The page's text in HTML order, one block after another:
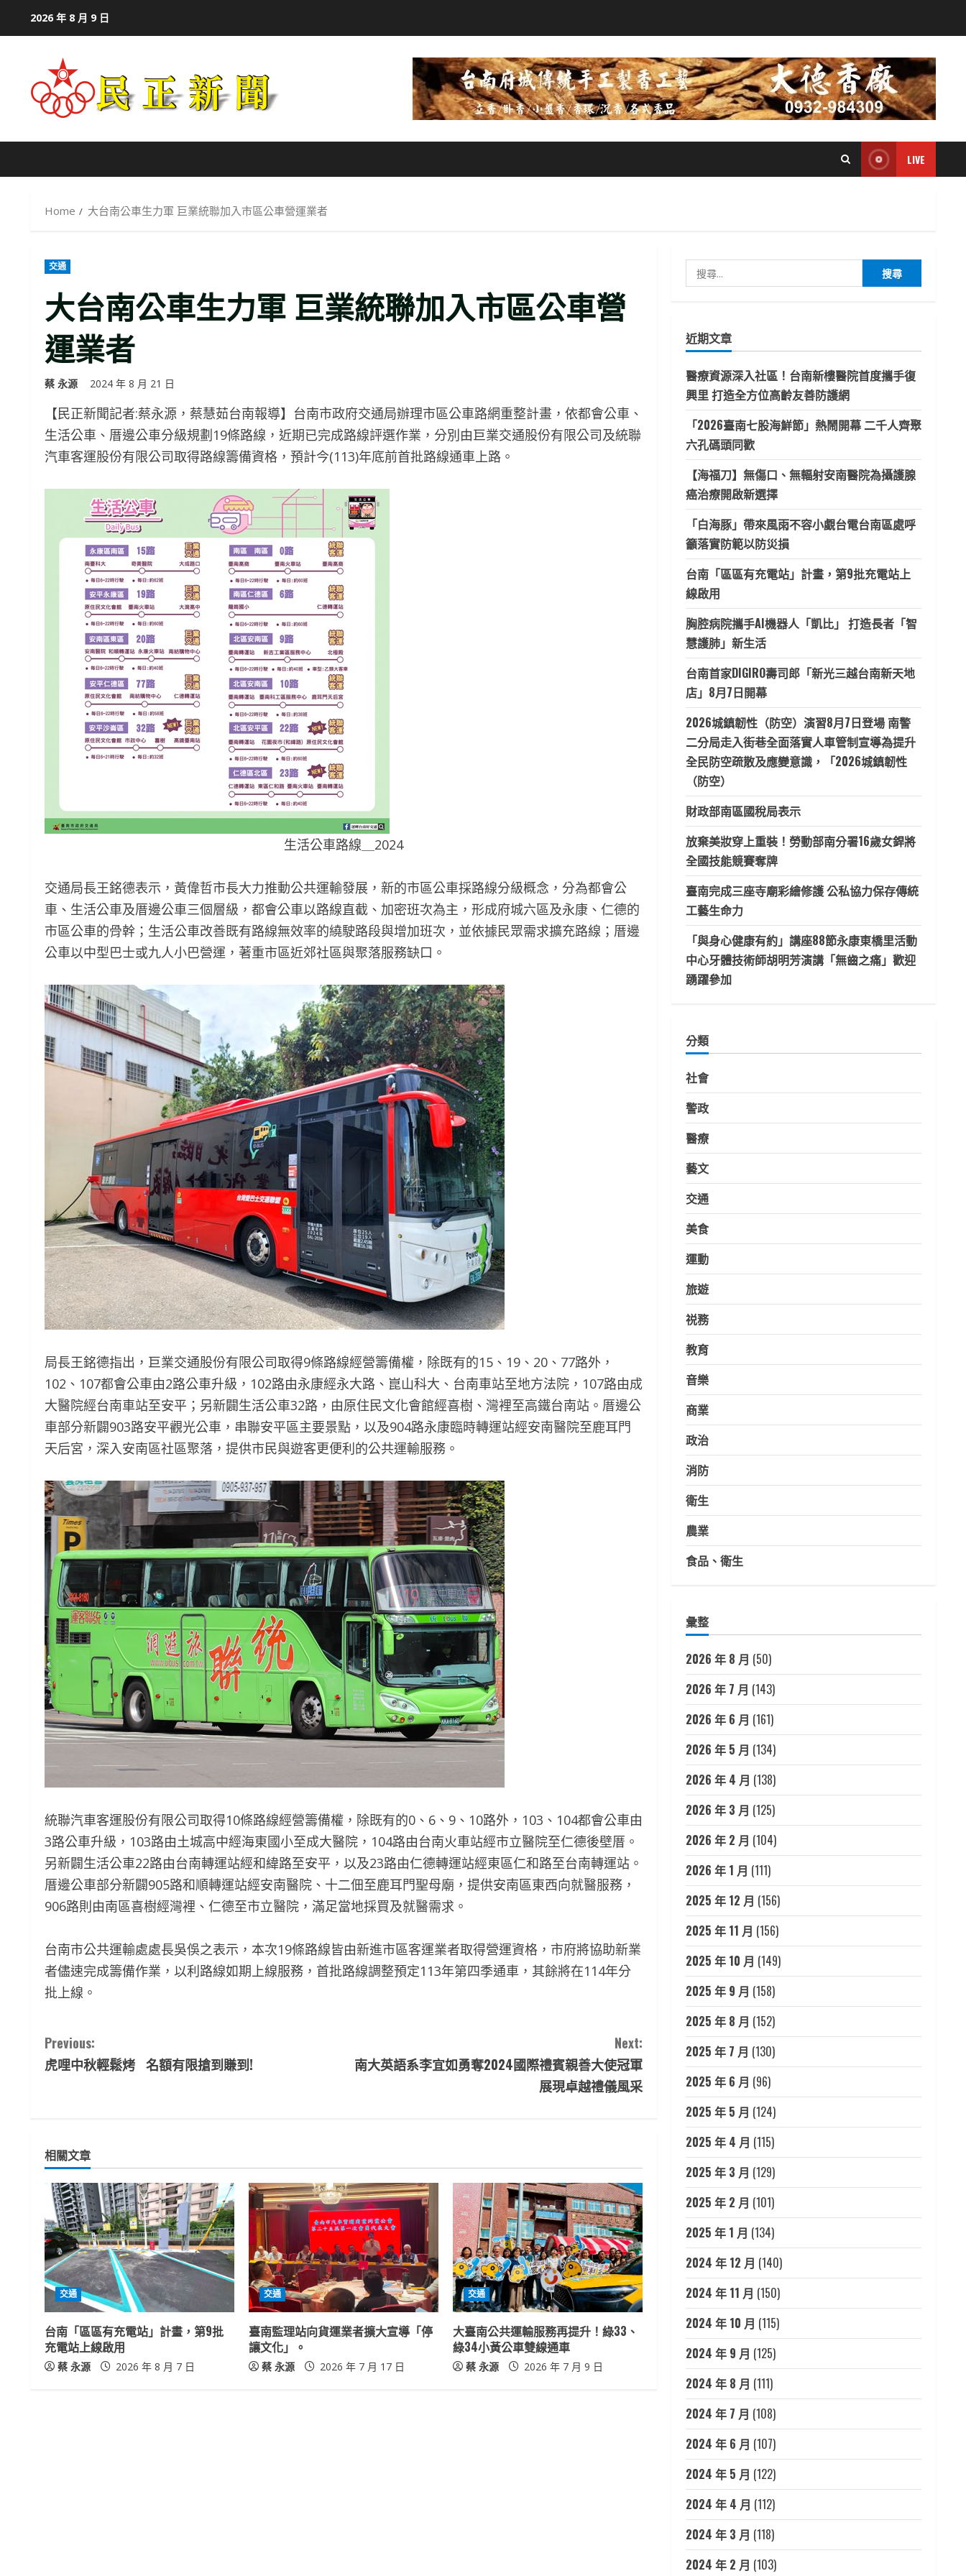
2026 年 8 月 9 日
LIVE
Home 大台南公車生力軍 巨業統聯加入市區公車營運業者
交通
大台南公車生力軍 巨業統聯加入市區公車營
運業者
蔡 永源 2024 年 8 月 21 日
【民正新聞記者:蔡永源，蔡慧茹台南報導】台南市政府交通局辦理市區公車路網重整計畫，依都會公車、
生活公車、厝邊公車分級規劃19條路線，近期已完成路線評選作業，分別由巨業交通股份有限公司及統聯
汽車客運股份有限公司取得路線籌備資格，預計今(113)年底前首批路線通車上路。
生活公車路線＿2024
交通局長王銘德表示，黃偉哲市長大力推動公共運輸發展，新的市區公車採路線分級概念，分為都會公
車、生活公車及厝邊公車三個層級，都會公車以路線直截、加密班次為主，形成府城六區及永康、仁德的
市區公車的骨幹；生活公車改善既有路線無效率的繞駛路段與增加班次，並依據民眾需求擴充路線；厝邊
公車以中型巴士或九人小巴營運，著重市區近郊社區與聚落服務缺口。
局長王銘德指出，巨業交通股份有限公司取得9條路線經營籌備權，除既有的15、19、20、77路外，
102、107都會公車由2路公車升級，102路由永康經永大路、崑山科大、台南車站至地方法院，107路由成
大醫院經台南車站至安平；另新闢生活公車32路，由原住民文化會館經喜樹、灣裡至高鐵台南站。厝邊公
車部分新闢903路安平觀光公車，串聯安平區主要景點，以及904路永康臨時轉運站經安南醫院至鹿耳門
天后宮，深入安南區社區聚落，提供市民與遊客更便利的公共運輸服務。
統聯汽車客運股份有限公司取得10條路線經營籌備權，除既有的0、6、9、10路外，103、104都會公車由
3路公車升級，103路由土城高中經海東國小至成大醫院，104路由台南火車站經市立醫院至仁德後壁厝。
另新闢生活公車22路由台南轉運站經和緯路至安平，以及23路由仁德轉運站經東區仁和路至台南轉運站。
厝邊公車部分新闢905路和順轉運站經安南醫院、十二佃至鹿耳門聖母廟，提供安南區東西向就醫服務，
906路則由南區喜樹經灣裡、仁德至市立醫院，滿足當地採買及就醫需求。
台南市公共運輸處處長吳俁之表示，本次19條路線皆由新進市區客運業者取得營運資格，市府將協助新業
者儘速完成籌備作業，以利路線如期上線服務，首批路線調整預定113年第四季通車，其餘將在114年分
批上線。
C
o
i
n
u
e
R
e
a
d
Previous:
虎哩中秋輕鬆烤 名額有限搶到賺到!
Next:
南大英語系李宜如勇奪2024國際禮賓親善大使冠軍
展現卓越禮儀風采
相關文章
交通
台南「區區有充電站」計畫，第9批
充電站上線啟用
蔡 永源 2026 年 8 月 7 日
交通
臺南監理站向貨運業者擴大宣導「停
讓文化」。
蔡 永源 2026 年 7 月 17 日
交通
大臺南公共運輸服務再提升！綠33、
綠34小黃公車雙線通車
蔡 永源 2026 年 7 月 9 日
尋
字:
近期文章
醫療資源深入社區！台南新樓醫院首度攜手復
興里 打造全方位高齡友善防護網
「2026臺南七股海鮮節」熱鬧開幕 二千人齊聚
六孔碼頭同歡
【海福刀】無傷口、無輻射安南醫院為攝護腺
癌治療開啟新選擇
「白海豚」帶來風雨不容小覷台電台南區處呼
籲落實防範以防災損
台南「區區有充電站」計畫，第9批充電站上
線啟用
胸腔病院攜手AI機器人「凱比」 打造長者「智
慧護肺」新生活
台南首家DIGIRO壽司郎「新光三越台南新天地
店」8月7日開幕
2026城鎮韌性（防空）演習8月7日登場 南警
二分局走入街巷全面落實人車管制宣導為提升
全民防空疏散及應變意識，「2026城鎮韌性
（防空）
財政部南區國稅局表示
放棄美妝穿上重裝！勞動部南分署16歲女銲將
全國技能競賽奪牌
臺南完成三座寺廟彩繪修護 公私協力保存傳統
工藝生命力
「與身心健康有約」講座88節永康東橋里活動
中心牙體技術師胡明芳演講「無齒之痛」歡迎
踴躍參加
分類
社會
警政
醫療
藝文
交通
美食
運動
旅遊
祱務
教育
音樂
商業
政治
消防
衛生
農業
食品、衛生
彙整
2026 年 8 月 (50)
2026 年 7 月 (143)
2026 年 6 月 (161)
2026 年 5 月 (134)
2026 年 4 月 (138)
2026 年 3 月 (125)
2026 年 2 月 (104)
2026 年 1 月 (111)
2025 年 12 月 (156)
2025 年 11 月 (156)
2025 年 10 月 (149)
2025 年 9 月 (158)
2025 年 8 月 (152)
2025 年 7 月 (130)
2025 年 6 月 (96)
2025 年 5 月 (124)
2025 年 4 月 (115)
2025 年 3 月 (129)
2025 年 2 月 (101)
2025 年 1 月 (134)
2024 年 12 月 (140)
2024 年 11 月 (150)
2024 年 10 月 (115)
2024 年 9 月 (125)
2024 年 8 月 (111)
2024 年 7 月 (108)
2024 年 6 月 (107)
2024 年 5 月 (122)
2024 年 4 月 (112)
2024 年 3 月 (118)
2024 年 2 月 (103)